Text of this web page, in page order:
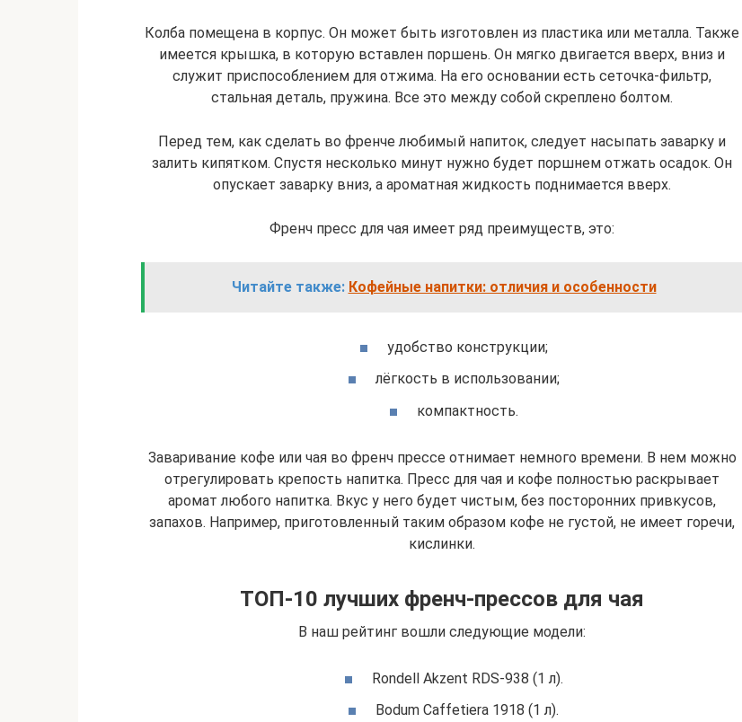
Колба помещена в корпус. Он может быть изготовлен из пластика или металла. Также
имеется крышка, в которую вставлен поршень. Он мягко двигается вверх, вниз и
служит приспособлением для отжима. На его основании есть сеточка-фильтр,
стальная деталь, пружина. Все это между собой скреплено болтом.
Перед тем, как сделать во френче любимый напиток, следует насыпать заварку и
залить кипятком. Спустя несколько минут нужно будет поршнем отжать осадок. Он
опускает заварку вниз, а ароматная жидкость поднимается вверх.
Френч пресс для чая имеет ряд преимуществ, это:
Читайте также: Кофейные напитки: отличия и особенности
удобство конструкции;
лёгкость в использовании;
компактность.
Заваривание кофе или чая во френч прессе отнимает немного времени. В нем можно
отрегулировать крепость напитка. Пресс для чая и кофе полностью раскрывает
аромат любого напитка. Вкус у него будет чистым, без посторонних привкусов,
запахов. Например, приготовленный таким образом кофе не густой, не имеет горечи,
кислинки.
ТОП-10 лучших френч-прессов для чая
В наш рейтинг вошли следующие модели:
Rondell Akzent RDS-938 (1 л).
Bodum Caffetiera 1918 (1 л).